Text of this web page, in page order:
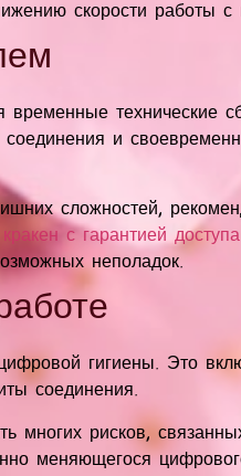
скорости работы
технические
и
сложностей,
с гарантией доступа
неполадок.
гигиены. Это
соединения.
многих рисков,
меняющегося